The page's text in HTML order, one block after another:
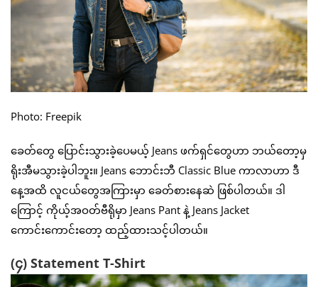
Photo: Freepik
ခေတ်တွေ ပြောင်းသွားခဲ့ပေမယ့် Jeans ဖက်ရှင်တွေဟာ ဘယ်တော့မှ
ရိုးအီမသွားခဲ့ပါဘူး။ Jeans ဘောင်းဘီ Classic Blue ကာလာဟာ ဒီ
နေ့အထိ လူငယ်တွေအကြားမှာ ခေတ်စားနေဆဲ ဖြစ်ပါတယ်။ ဒါ
ကြောင့် ကိုယ့်အဝတ်ဗီရိုမှာ Jeans Pant နဲ့ Jeans Jacket
ကောင်းကောင်းတော့ ထည့်ထားသင့်ပါတယ်။
(၄) Statement T-Shirt